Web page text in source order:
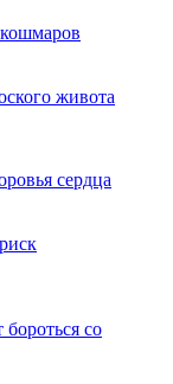
живота
сердца
со